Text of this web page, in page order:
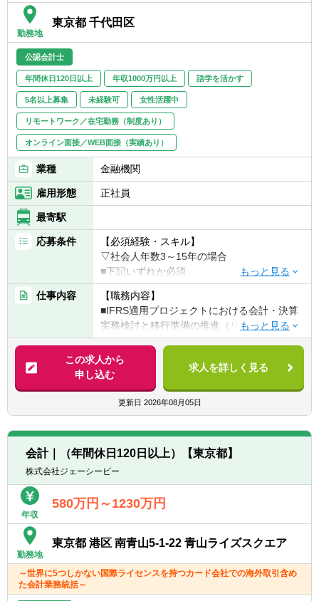
【職場の雰囲気】
者で構成されており、様々な経歴やスキルを
持つ専門家同士で高め合うことができる組織
です。
■リモートワークの活用で決算繁忙期の負担
を軽減する一方で、繁忙期以外は対面でのコ
ミュニケーションの深化を積極的に推奨して
います。
■IRや法務・人事部門、事業部門との連携・
協働も多く、会計以外の知見を高める機会も
豊富にあります
【キャリアパス】
■経営に役立つ唯一無二の専門家としてさら
に上位のエキスパート職を目指す
■高度の会計専門性と組織マネジメント能力
を兼ね備えることで組織責任者を目指す
■会計専門性に加え、事業経営に対する深い
知見、英語コミュニケーション能力を兼ね備
えることで海外の経理責任者を目指す
勤務地
東京都 千代田区
公認会計士
年間休日120日以上 年収1000万円以上 語学を活かす
5名以上募集 未経験可 女性活躍中
リモートワーク／在宅勤務（制度あり）
オンライン面接／WEB面接（実績あり）
業種 金融機関
雇用形態 正社員
最寄駅
応募条件
【必須経験・スキル】
▽社会人年数3～15年の場合
■下記いずれか必須
①大手事業会社での財務会計業務、もしくは
会計関連システム（含むERP）の開発・導
入、あるいはIFRS適用（移行）業務の経験
②監査法人・コンサルティング会社・ITベン
ダー等において、上記①記載内容における顧
客企業へのサービス提供などの経験
▽社会人年数15年超の場合
必須要件・歓迎要件とも上記「3～15年の場
さ、歓迎要件の充足有無、業務マネジメント
経験の有無などを、総合的に勘案させていた
だきます。
【歓迎経験・スキル】
▽社会人年数3～15年の場合
■金融機関（特に銀行）での業務経験ある方
・銀行業の会計・システムは、一般的企業に
ご希望確認のうえ、一定期間「財務企画部主
仕事内容
【職務内容】
■IFRS適用プロジェクトにおける会計・決算
実務検討と移行準備の推進（リーダークラ
ス、担当者）
・IFRS適用後の会計・開示方針や業務フロー
の検討、必要なシステム開発における要件定
義書などの成果物作成と進捗管理、関係部署
との検討や協議・ワーキンググループ運営含
めたプロジェクトマネジメント
・また、IFRS適用にともなう業務・ビジネス
への影響など、大局的な検討も推進
【魅力】
ので、会計関連のプロジェクトとしては大規
関連システムの開発・導入に関わった経験の
ある方にとり、キャリアの大きなプラスとな
ります。
■経験・年齢等により、今後考えられるキャ
リアパスは様々ですが、財務領域のマネジメ
この求人から
申し込む
求人を詳しく見る
更新日 2026年08月05日
会計｜（年間休日120日以上）【東京都】
株式会社ジェーシービー
年収
580万円～1230万円
勤務地
東京都 港区 南青山5-1-22 青山ライズスクエア
～世界に5つしかない国際ライセンスを持つカード会社での海外取引含め
た会計業務統括～